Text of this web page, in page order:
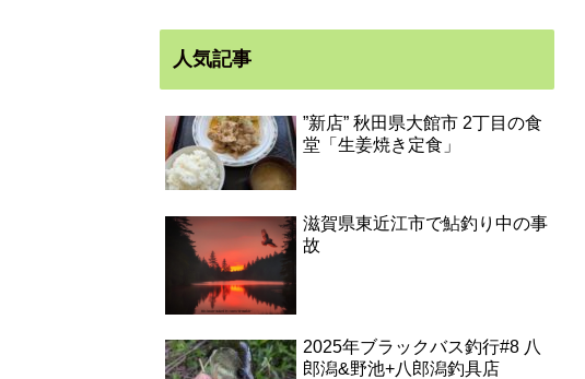
人気記事
”新店” 秋田県大館市 2丁目の食
堂「生姜焼き定食」
滋賀県東近江市で鮎釣り中の事
故
2025年ブラックバス釣行#8 八
郎潟&野池+八郎潟釣具店